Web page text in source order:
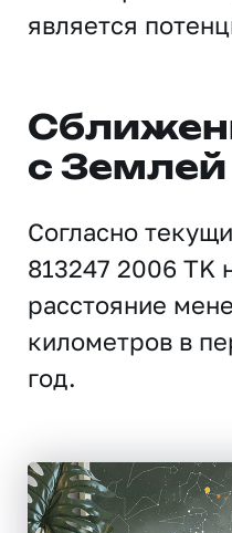
является
с Землей
Согласно
813247 2006 TK
расстояние
километров в
год.